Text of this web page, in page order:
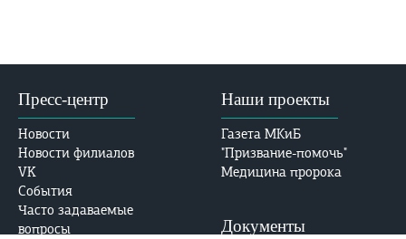
Пресс-центр
Новости
Новости филиалов
VK
События
Часто задаваемые
вопросы
Наши проекты
Газета МКиБ
"Призвание-помочь"
Медицина пророка
Документы